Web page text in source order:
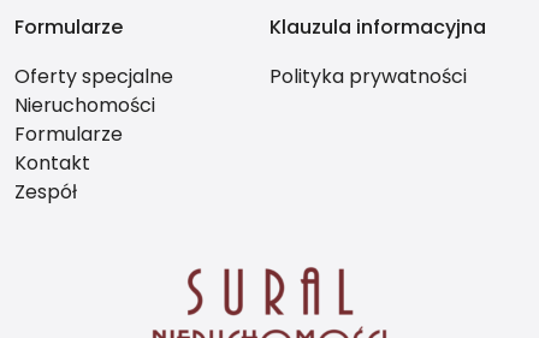
Formularze
Oferty specjalne
Nieruchomości
Formularze
Kontakt
Zespół
Klauzula informacyjna
Polityka prywatności